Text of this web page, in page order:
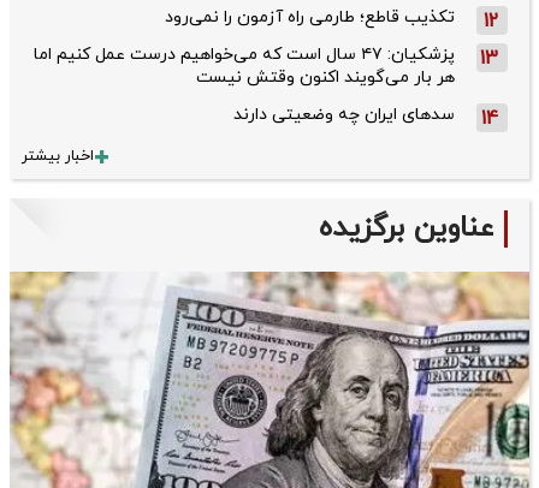
12 تکذیب قاطع؛‌ طارمی راه آزمون را نمی‌رود
13
پزشکیان: ۴۷ سال است که می‌خواهیم درست عمل کنیم اما
هر بار می‌گویند اکنون وقتش نیست
14 سدهای ایران چه وضعیتی دارند
اخبار بیشتر
عناوین برگزیده